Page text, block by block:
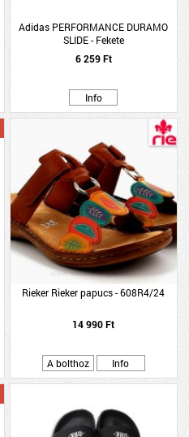
Adidas PERFORMANCE DURAMO
SLIDE - Fekete
6 259 Ft
Info
Rieker Rieker papucs - 608R4/24
14 990 Ft
A bolthoz Info